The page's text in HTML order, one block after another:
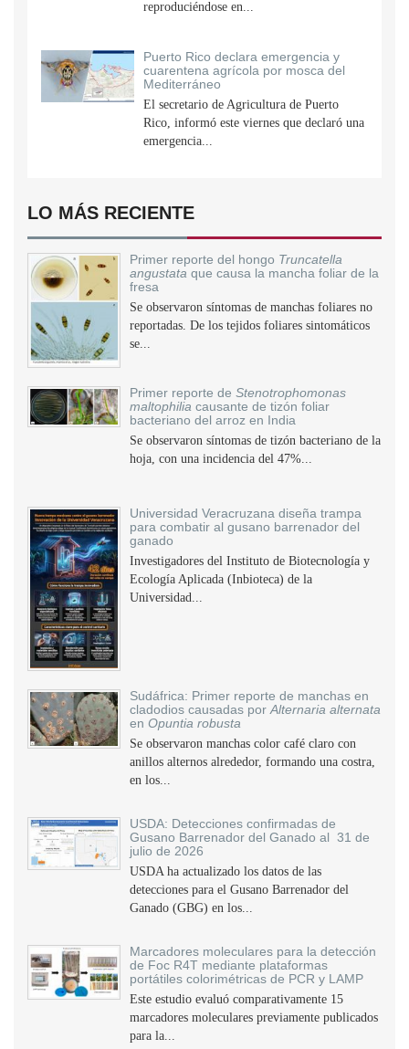
reproduciéndose en...
Puerto Rico declara emergencia y
cuarentena agrícola por mosca del
Mediterráneo
El secretario de Agricultura de Puerto
Rico, informó este viernes que declaró una
emergencia...
LO MÁS RECIENTE
Primer reporte del hongo Truncatella
angustata que causa la mancha foliar de la
fresa
Se observaron síntomas de manchas foliares no
reportadas. De los tejidos foliares sintomáticos
se...
Primer reporte de Stenotrophomonas
maltophilia causante de tizón foliar
bacteriano del arroz en India
Se observaron síntomas de tizón bacteriano de la
hoja, con una incidencia del 47%...
Universidad Veracruzana diseña trampa
para combatir al gusano barrenador del
ganado
Investigadores del Instituto de Biotecnología y
Ecología Aplicada (Inbioteca) de la
Universidad...
Sudáfrica: Primer reporte de manchas en
cladodios causadas por Alternaria alternata
en Opuntia robusta
Se observaron manchas color café claro con
anillos alternos alrededor, formando una costra,
en los...
USDA: Detecciones confirmadas de
Gusano Barrenador del Ganado al 31 de
julio de 2026
USDA ha actualizado los datos de las
detecciones para el Gusano Barrenador del
Ganado (GBG) en los...
Marcadores moleculares para la detección
de Foc R4T mediante plataformas
portátiles colorimétricas de PCR y LAMP
Este estudio evaluó comparativamente 15
marcadores moleculares previamente publicados
para la...